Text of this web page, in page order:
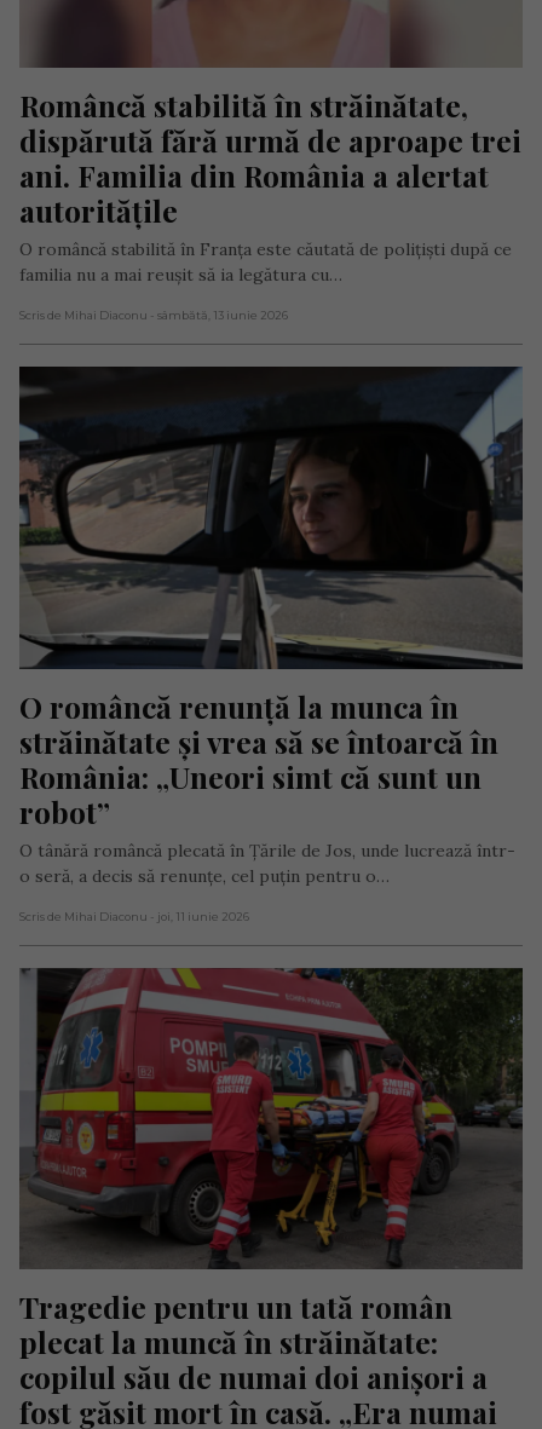
Româncă stabilită în străinătate,
dispărută fără urmă de aproape trei
ani. Familia din România a alertat
autoritățile
O româncă stabilită în Franța este căutată de polițiști după ce
familia nu a mai reușit să ia legătura cu…
Scris de Mihai Diaconu - sâmbătă, 13 iunie 2026
O româncă renunță la munca în
străinătate și vrea să se întoarcă în
România: „Uneori simt că sunt un
robot”
O tânără româncă plecată în Țările de Jos, unde lucrează într-
o seră, a decis să renunțe, cel puțin pentru o…
Scris de Mihai Diaconu - joi, 11 iunie 2026
Tragedie pentru un tată român
plecat la muncă în străinătate:
copilul său de numai doi anișori a
fost găsit mort în casă. „Era numai